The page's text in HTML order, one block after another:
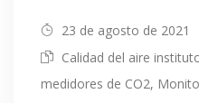
23 de agosto de 2021
Calidad del aire
medidores de CO2,